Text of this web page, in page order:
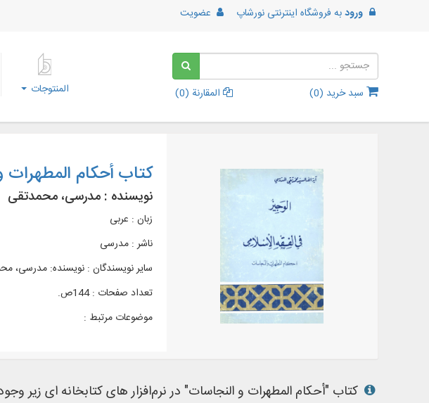
ورودبه فروشگاه اینترنتی نورشاپ عضویت
سبد خرید (0
) المقارنة (0
) المنتوجات
کتاب أحکام المطهرات
نویسنده : مدرسی، محمدتقی
زبان : عربی
ناشر : مدرسی
سایر نویسندگان : نویسنده: مدرسی،
تعداد صفحات : 144ص.
موضوعات مرتبط :
کتاب "أحکام المطهرات و النجاسات" در نرم‌افزار های کتابخانه ای زیر